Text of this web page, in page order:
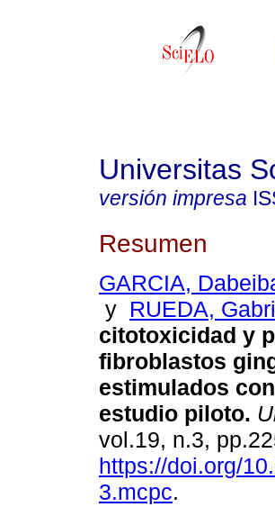
Universitas
versión impresa
Resumen
GARCIA,
y RUEDA,
citotoxicidad y
fibroblastos
estimulados
estudio piloto.
vol.19, n.3,
https://doi.org/
3.mcpc.